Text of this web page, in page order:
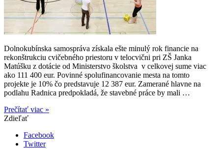
Dolnokubínska samospráva získala ešte minulý rok financie na
rekonštrukciu cvičebného priestoru v telocvični pri ZŠ Janka
Matúšku z dotácie od Ministerstvo školstva v celkovej sume viac
ako 111 400 eur. Povinné spolufinancovanie mesta na tomto
projekte je 10% čo predstavuje 12 387 eur. Zamerané hlavne na
podlahu Radnica predpokladá, že stavebné práce by mali …
Prečítať viac »
Zdieľať
Facebook
Twitter